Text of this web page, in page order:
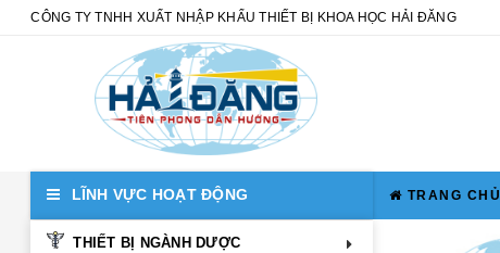
CÔNG TY TNHH XUẤT NHẬP KHẨU THIẾT BỊ KHOA HỌC HẢI ĐĂNG
TRANG CHỦ
LĨNH VỰC HOẠT ĐỘNG
THIẾT BỊ NGÀNH DƯỢC